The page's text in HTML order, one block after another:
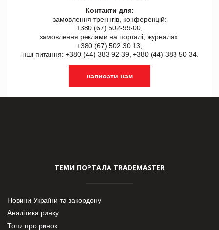
Контакти для:
замовлення треннгів, конференцій:
+380 (67) 502-99-00,
замовлення реклами на порталі, журналах:
+380 (67) 502 30 13,
інші питання: +380 (44) 383 92 39, +380 (44) 383 50 34.
написати нам
ТЕМИ ПОРТАЛА TRADEMASTER
Новини України та закордону
Аналітика ринку
Топи про ринок